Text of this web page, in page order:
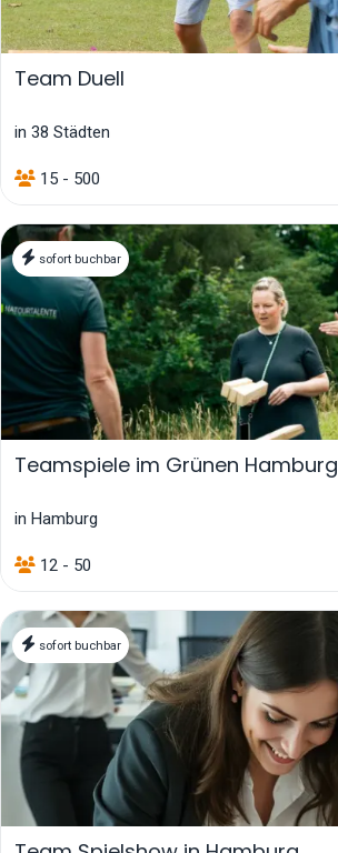
Team Duell
in 38 Städten
15 - 500
sofort buchbar
Teamspiele im Grünen Hamburg
in Hamburg
12 - 50
sofort buchbar